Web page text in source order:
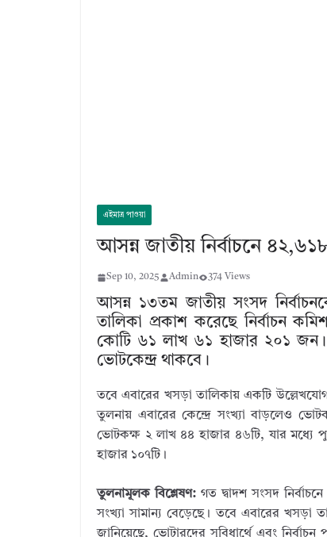
এইমাত্র পাওয়া
আসন্ন জাতীয় নির্বাচনে
Sep 10, 2025 Admin 374 Views
আসন্ন ১৩তম জাতীয় সংসদ
তালিকা প্রকাশ করেছে নির্বাচন
কোটি ৬১ লাখ ৬১ হাজার ২০১
ভোটকেন্দ্র থাকবে।
তবে এবারের খসড়া তালিকায় একটি
তুলনায় এবারের কেন্দ্রে সংখ্যা বাড়লেও
ভোটকক্ষ ২ লাখ ৪৪ হাজার ৪৬টি, যার
হাজার ১০৭টি।
তুলনামূলক বিশ্লেষণ: গত দ্বাদশ সংসদ
সংখ্যা সামান্য বেড়েছে। তবে এবারের খসড়া
জানিয়েছে, ভোটারদের সুবিধার্থে এবং